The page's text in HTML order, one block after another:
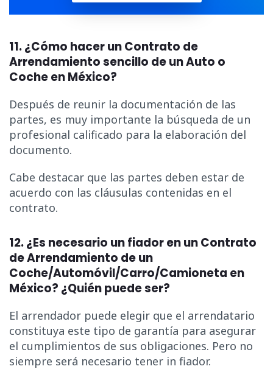
11. ¿Cómo hacer un Contrato de
Arrendamiento sencillo de un Auto o
Coche en México?
Después de reunir la documentación de las
partes, es muy importante la búsqueda de un
profesional calificado para la elaboración del
documento.
Cabe destacar que las partes deben estar de
acuerdo con las cláusulas contenidas en el
contrato.
12. ¿Es necesario un fiador en un Contrato
de Arrendamiento de un
Coche/Automóvil/Carro/Camioneta en
México? ¿Quién puede ser?
El arrendador puede elegir que el arrendatario
constituya este tipo de garantía para asegurar
el cumplimientos de sus obligaciones. Pero no
siempre será necesario tener in fiador.